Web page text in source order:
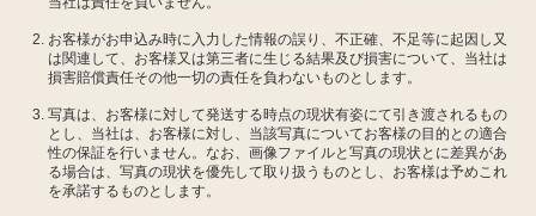
お客様がお申込み時に入力した情報の誤り、不正確、不足等に起因し又
は関連して、お客様又は第三者に生じる結果及び損害について、当社は
損害賠償責任その他一切の責任を負わないものとします。
写真は、お客様に対して発送する時点の現状有姿にて引き渡されるもの
とし、当社は、お客様に対し、当該写真についてお客様の目的との適合
性の保証を行いません。なお、画像ファイルと写真の現状とに差異があ
る場合は、写真の現状を優先して取り扱うものとし、お客様は予めこれ
を承諾するものとします。